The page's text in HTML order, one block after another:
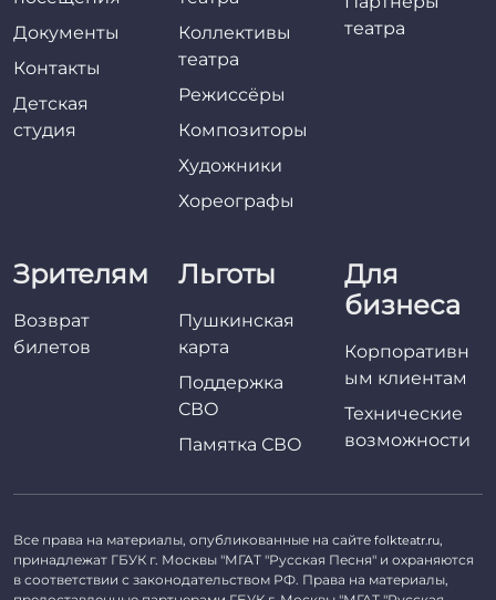
Документы
Контакты
Детская
студия
Коллективы
театра
Режиссёры
Композиторы
Художники
Хореографы
театра
Зрителям
Возврат
билетов
Льготы
Пушкинская
карта
Поддержка
СВО
Памятка СВО
Для
бизнеса
Корпоративн
ым клиентам
Технические
возможности
Все права на материалы, опубликованные на сайте folkteatr.ru,
принадлежат ГБУК г. Москвы "МГАТ "Русская Песня" и охраняются
в соответствии с законодательством РФ. Права на материалы,